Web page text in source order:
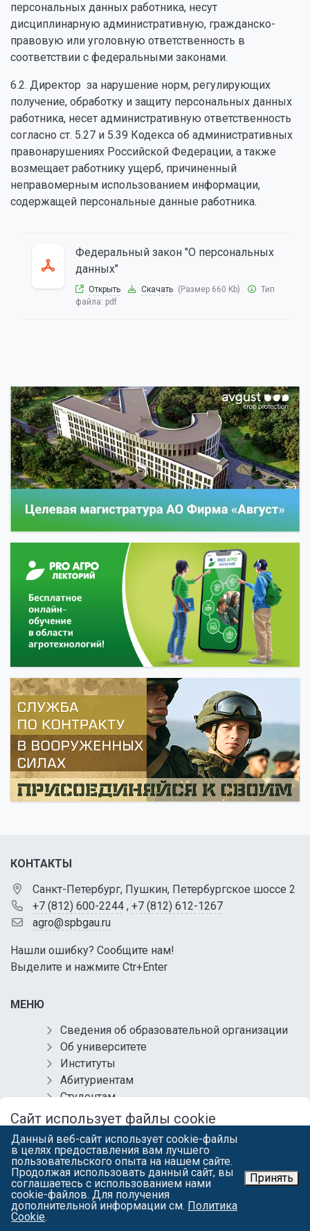
персональных данных работника, несут
дисциплинарную административную, гражданско-
правовую или уголовную ответственность в
соответствии с федеральными законами.
6.2. Директор за нарушение норм, регулирующих
получение, обработку и защиту персональных данных
работника, несет административную ответственность
согласно ст. 5.27 и 5.39 Кодекса об административных
правонарушениях Российской Федерации, а также
возмещает работнику ущерб, причиненный
неправомерным использованием информации,
содержащей персональные данные работника.
Федеральный закон "О персональных
данных"
Открыть Скачать (Размер 660 Kb)
Тип
файла: pdf
КОНТАКТЫ
Санкт-Петербург, Пушкин, Петербургское шоссе 2
+7 (812) 600-2244 , +7 (812) 612-1267
agro@spbgau.ru
Нашли ошибку? Сообщите нам!
Выделите и нажмите Ctr+Enter
МЕНЮ
Сведения об образовательной организации
Об университете
Институты
Абитуриентам
Студентам
Работникам
Контакты
Обращения
Противодействие коррупции
Комплексная безопасность
Локальные нормативные акты
Сайт использует файлы cookie
Продолжая работу с spbgau.ru, вы подтверждаете использование
сайтом cookie вашего браузера с целью улучшить предложения и
сервис на основе ваших предпочтений и интересов. Вы можете
ознакомитьсяс условиями и принципами их обработки. Вы можете
запретить сохранение cookie в настройках своего браузера.
Я СОГЛАСЕН
Данный веб-сайт использует cookie-файлы
в целях предоставления вам лучшего
пользовательского опыта на нашем сайте.
Продолжая использовать данный сайт, вы
соглашаетесь с использованием нами
cookie-файлов. Для получения
дополнительной информации см. Политика
Cookie.
Принять